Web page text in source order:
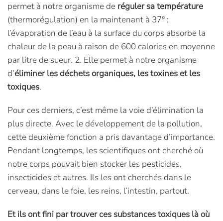
permet à notre organisme de réguler sa température
(thermorégulation) en la maintenant à 37° :
l’évaporation de l’eau à la surface du corps absorbe la
chaleur de la peau à raison de 600 calories en moyenne
par litre de sueur. 2. Elle permet à notre organisme
d’éliminer les déchets organiques, les toxines et les
toxiques.
Pour ces derniers, c’est même la voie d’élimination la
plus directe. Avec le développement de la pollution,
cette deuxième fonction a pris davantage d’importance.
Pendant longtemps, les scientifiques ont cherché où
notre corps pouvait bien stocker les pesticides,
insecticides et autres. Ils les ont cherchés dans le
cerveau, dans le foie, les reins, l’intestin, partout.
Et ils ont fini par trouver ces substances toxiques là où